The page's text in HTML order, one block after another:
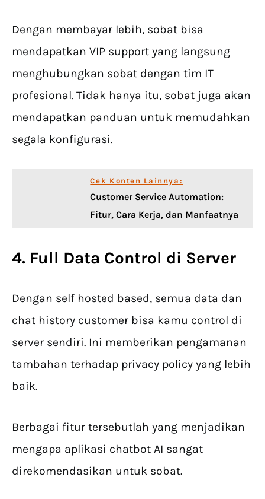
Dengan membayar lebih, sobat bisa
mendapatkan VIP support yang langsung
menghubungkan sobat dengan tim IT
profesional. Tidak hanya itu, sobat juga akan
mendapatkan panduan untuk memudahkan
segala konfigurasi.
Cek Konten Lainnya:
Customer Service Automation:
Fitur, Cara Kerja, dan Manfaatnya
4. Full Data Control di Server
Dengan self hosted based, semua data dan
chat history customer bisa kamu control di
server sendiri. Ini memberikan pengamanan
tambahan terhadap privacy policy yang lebih
baik.
Berbagai fitur tersebutlah yang menjadikan
mengapa aplikasi chatbot AI sangat
direkomendasikan untuk sobat.